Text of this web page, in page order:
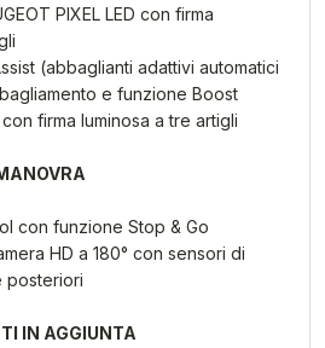
PIXEL LED con firma
(abbaglianti adattivi automatici
e funzione Boost
firma luminosa a tre artigli
con funzione Stop & Go
HD a 180° con sensori di
posteriori
IN AGGIUNTA